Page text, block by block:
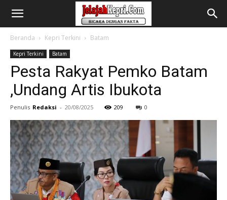
Beranda Kepri Terkini Batam
Kepri Terkini Batam
Pesta Rakyat Pemko Batam
,Undang Artis Ibukota
Penulis Redaksi - 20/08/2025 209 0